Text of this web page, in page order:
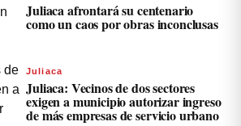
Juliaca afrontará su centenario
como un caos por obras inconclusas
Juliaca
Juliaca: Vecinos de dos sectores
exigen a municipio autorizar ingreso
de más empresas de servicio urbano